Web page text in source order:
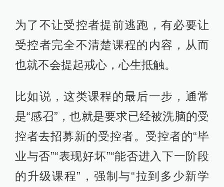
为了不让受控者提前逃跑，有必要让
受控者完全不清楚课程的内容，从而
也就不会提起戒心，心生抵触。
比如说，这类课程的最后一步，通常
是“感召”，也就是要求已经被洗脑的受
控者去招募新的受控者。受控者的“毕
业与否”“表现好坏”“能否进入下一阶段
的升级课程”，强制与“拉到多少新学